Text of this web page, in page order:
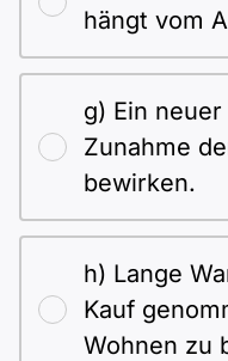
hängt vom
g) Ein
Zunahme
bewirken.
h) Lange
Kauf
Wohnen zu